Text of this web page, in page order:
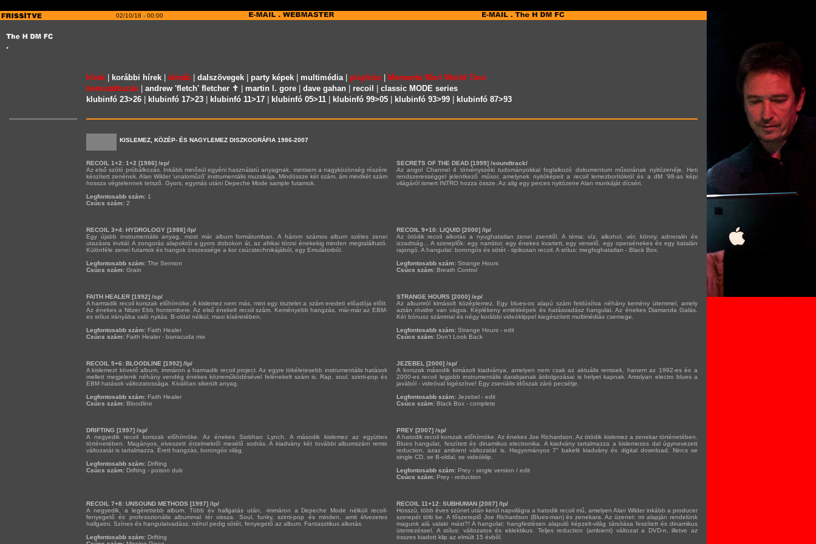
02/10/18 - 00:00
hírek korábbi hírek témák dalszövegek party képek multimédia playlists
Memento Mori World Tour
bemutatkozás
andrew 'fletch' fletcher ✝ martin l. gore dave gahan recoil
classic MODE series
klubinfó 23>26
klubinfó 17>23 klubinfó 11>17 klubinfó 05>11 klubinfó 99>05 klubinfó 93>99 klubinfó 87>93
KISLEMEZ, KÖZÉP- ÉS NAGYLEMEZ DISZKOGRÁFIA 1986-2007
RECOIL 1+2: 1+2 [1986] /ep/
Az első szóló próbálkozás. Inkább minősül egyéni használatú anyagnak, mintsem a nagyközönség részére
készített zenének. Alan Wilder 'unaloműző' instrumentális muzsikája. Mindössze két szám, ám mindkét szám
hossza végtelennek tetsző. Gyors, egymás utáni Depeche Mode sample futamok.
Legfontosabb szám: 1
Csúcs szám: 2
RECOIL 3+4: HYDROLOGY [1988] /lp/
Egy újabb instrumentális anyag, most már album formátumban. A három számos album széles zenei
utazásra invitál. A zongorás alapoktól a gyors dobokon át, az afrikai törzsi énekekig minden megtalálható.
Különféle zenei futamok és hangok összessége a kor csúcstechnikájából, egy Emulátorból.
Legfontosabb szám: The Sermon
Csúcs szám: Grain
FAITH HEALER [1992] /sp/
A harmadik recoil korszak előhírnöke. A kislemez nem más, mint egy tisztelet a szám eredeti előadója előtt.
Az énekes a Nitzer Ebb frontembere. Az első énekelt recoil szám. Keményebb hangzás, már-már az EBM-
es stílus irányába való nyitás. B-oldal nélkül, maxi kíséretében.
Legfontosabb szám: Faith Healer
Csúcs szám: Faith Healer - barracuda mix
RECOIL 5+6: BLOODLINE [1992] /lp/
A kislemezt követő album, immáron a harmadik recoil project. Az egyre tökéletesebb instrumentális hatások
mellett megjelenik néhány vendég énekes közreműködésével felénekelt szám is. Rap, soul, szinti-pop és
EBM hatások változatossága. Kiválóan sikerült anyag.
Legfontosabb szám: Faith Healer
Csúcs szám: Bloodline
DRIFTING [1997] /sp/
A negyedik recoil korszak előhírnöke. Az énekes Siobhan Lynch. A második kislemez az együttes
történetében. Magányos, elveszett érzelmekről mesélő sodrás. A kiadvány két további albumszám remix
változatát is tartalmazza. Érett hangzás, borongós világ.
Legfontosabb szám: Drifting
Csúcs szám: Drifting - poison dub
RECOIL 7+8: UNSOUND METHODS [1997] /lp/
A negyedik, a legérettebb album. Több év hallgatás után, -immáron a Depeche Mode nélküli recoil-
fenyegető és professzionális albummal tér vissza. Soul, funky, szinti-pop és minden, amit élvezetes
hallgatni. Színes és hangulatvadász, néhol pedig sötét, fenyegető az album. Fantasztikus alkotás.
Legfontosabb szám: Drifting
SECRETS OF THE DEAD [1999] /soundtrack/
Az angol Channel 4 törvényszéki tudományokkal foglalkozó dokumentum műsorának nyitózenéje. Heti
rendszerességgel jelentkező műsor, amelynek nyitóképeit a recoil lemezborítókról és a dM '98-as képi
világáról ismert INTRO hozza össze. Az alig egy perces nyitózene Alan munkáját dícséri.
RECOIL 9+10: LIQUID [2000] /lp/
Az ötödik recoil alkotás a nyughatatlan zenei zsenitől. A téma: víz, alkohol, vér, könny, adneralin és
izzadtság... A szereplők: egy narrátor, egy énekes kvartett, egy verselő, egy operaénekes és egy katalán
rajongó. A hangulat: borongós és sötét - tipikusan recoil. A stílus: megfoghatatlan - Black Box.
Legfontosabb szám: Strange Hours
Csúcs szám: Breath Control
STRANGE HOURS [2000] /ep/
Az albumról kimásolt középlemez. Egy blues-os alapú szám feldúsítva néhány kemény ütemmel, amely
aztán rövidre van vágva. Képlékeny emlékképek és hatásvadász hangulat. Az énekes Diamanda Galás.
Két bónusz számmal és négy korábbi videóklippel kiegészített multimédiás csemege.
Legfontosabb szám: Strange Hours - edit
Csúcs szám: Don't Look Back
JEZEBEL [2000] /sp/
A korszak második kimásolt kiadványa, amelyen nem csak az aktuális remixek, hanem az 1992-es és a
2000-es recoil legjobb instrumentális darabjainak átdolgozásai is helyet kapnak. Amolyan electro blues a
javából - videóval kigészítve! Egy zseniális időszak záró pecsétje.
Legfontosabb szám: Jezebel - edit
Csúcs szám: Black Box - complete
PREY [2007] /sp/
A hatodik recoil korszak előhírnöke. Az énekes Joe Richardson. Az ötödik kislemez a zenekar történetében.
Blues hangulat, feszített és dinamikus electronika. A kiadvány tartalmazza a kislemezes dal úgynevezett
reduction, azaz ambient változatát is. Hagyományos 7" bakelit kiadvány és digital download. Nincs se
single CD, se B-oldal, se videóklip.
Legfontosabb szám: Prey - single version / edit
Csúcs szám: Prey - reduction
RECOIL 11+12: SUBHUMAN [2007] /lp/
Hosszú, több éves szünet után kerül napvilágra a hatodik recoil mű, amelyen Alan Wilder inkább a producer
szerepét tölti be. A főszereplő Joe Richardson (Blues-man) és zenekara. Az üzenet: mi alapján rendelünk
magunk alá valaki mást?! A hangulat: hangfestésen alapuló képzelt-világ társítása feszített és dinamikus
ütemezéssel. A stílus: változatos és eklektikus. Teljes reduction (ambient) változat a DVD-n, illetve az
összes kiadott klip az elmúlt 15 évből.